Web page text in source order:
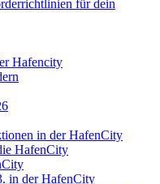
für dein
Hafencity
in der HafenCity
HafenCity
in der HafenCity